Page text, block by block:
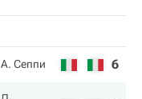
А. Сеппи 6